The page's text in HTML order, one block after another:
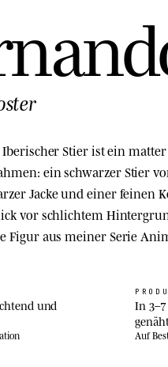
nand
Iberischer Stier ist ein
ein schwarzer Stier
Jacke und einer feinen
vor schlichtem
Figur aus meiner Serie
und
In
Auf